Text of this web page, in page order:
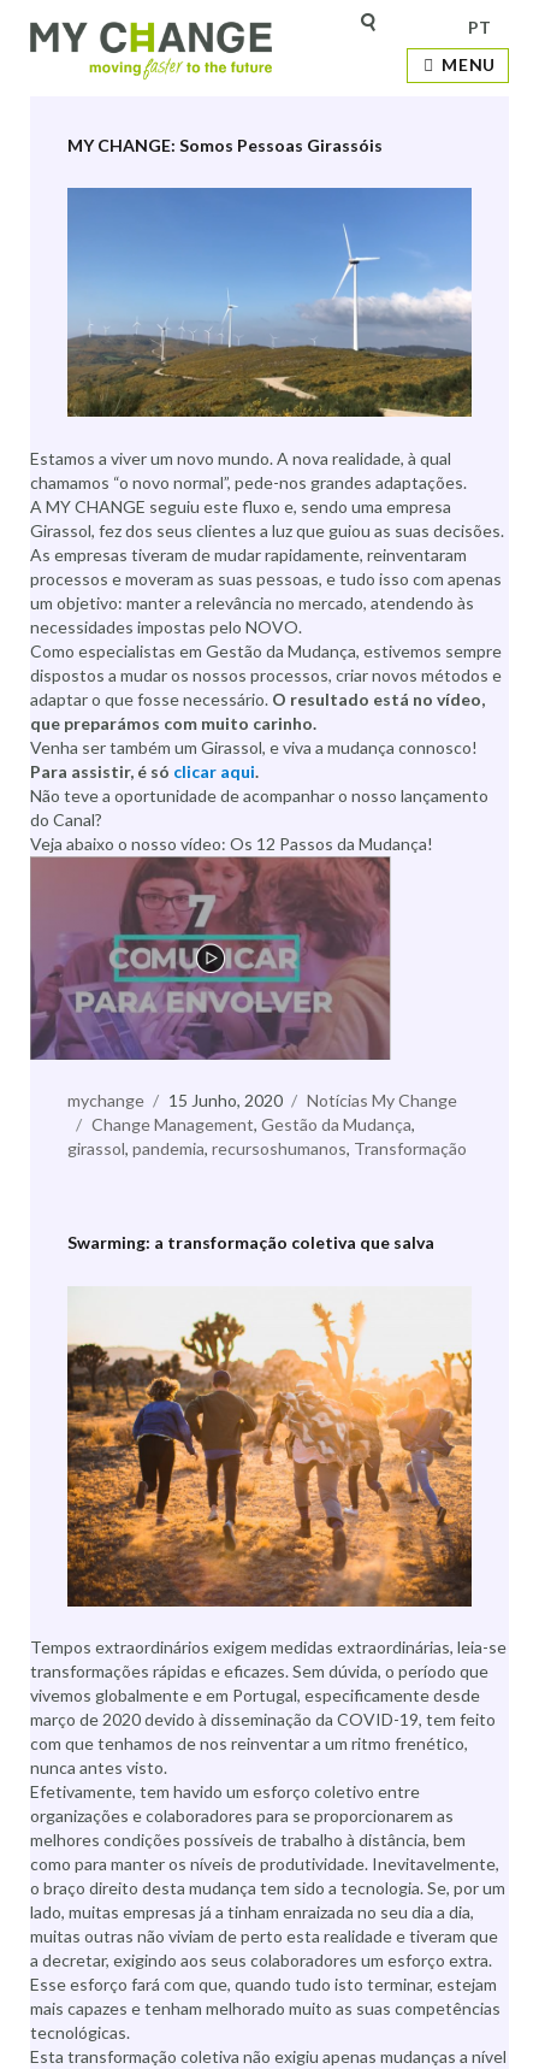
MENU
PT
Etiqueta:Transformação
MY CHANGE: Somos Pessoas Girassóis
Estamos a viver um novo mundo. A nova realidade, à qual
chamamos “o novo normal”, pede-nos grandes adaptações.
A MY CHANGE seguiu este fluxo e, sendo uma empresa
Girassol, fez dos seus clientes a luz que guiou as suas decisões.
As empresas tiveram de mudar rapidamente, reinventaram
processos e moveram as suas pessoas, e tudo isso com apenas
um objetivo: manter a relevância no mercado, atendendo às
necessidades impostas pelo NOVO.
Como especialistas em Gestão da Mudança, estivemos sempre
dispostos a mudar os nossos processos, criar novos métodos e
adaptar o que fosse necessário. O resultado está no vídeo,
que preparámos com muito carinho.
Venha ser também um Girassol, e viva a mudança connosco!
Para assistir, é só clicar aqui.
Não teve a oportunidade de acompanhar o nosso lançamento
do Canal?
Veja abaixo o nosso vídeo: Os 12 Passos da Mudança!
Autor
mychange
Publicado
a
15 Junho, 2020 Categorias
Notícias My Change
Etiquetas
Change Management, Gestão da Mudança,
girassol, pandemia, recursoshumanos, Transformação
Swarming: a transformação coletiva que salva
Tempos extraordinários exigem medidas extraordinárias, leia-se
transformações rápidas e eficazes. Sem dúvida, o período que
vivemos globalmente e em Portugal, especificamente desde
março de 2020 devido à disseminação da COVID-19, tem feito
com que tenhamos de nos reinventar a um ritmo frenético,
nunca antes visto.
Efetivamente, tem havido um esforço coletivo entre
organizações e colaboradores para se proporcionarem as
melhores condições possíveis de trabalho à distância, bem
como para manter os níveis de produtividade. Inevitavelmente,
o braço direito desta mudança tem sido a tecnologia. Se, por um
lado, muitas empresas já a tinham enraizada no seu dia a dia,
muitas outras não viviam de perto esta realidade e tiveram que
a decretar, exigindo aos seus colaboradores um esforço extra.
Esse esforço fará com que, quando tudo isto terminar, estejam
mais capazes e tenham melhorado muito as suas competências
tecnológicas.
Esta transformação coletiva não exigiu apenas mudanças a nível